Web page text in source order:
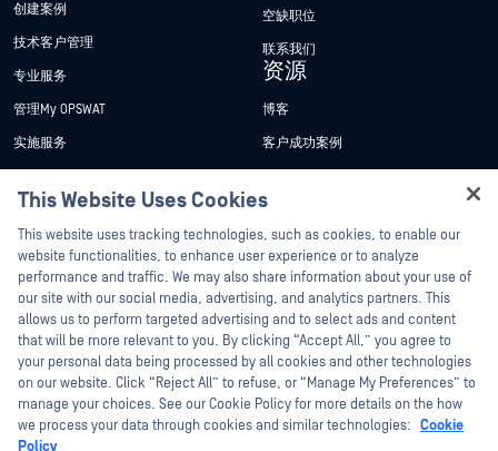
创建案例
技术客户管理
专业服务
管理My OPSWAT
实施服务
技术文档
培训
漏洞计划
合作伙伴
认证
技术合作伙伴
渠道合作伙伴计划
空缺职位
联系我们
资源
博客
客户成功案例
新闻报道
活动
网络研讨会
产品型录
白皮书
免费工具
This Website Uses Cookies
This website uses tracking technologies, such as cookies, to enable our
website functionalities, to enhance user experience or to analyze
performance and traffic. We may also share information about your use of
our site with our social media, advertising, and analytics partners. This
allows us to perform targeted advertising and to select ads and content
that will be more relevant to you. By clicking “Accept All,” you agree to
your personal data being processed by all cookies and other technologies
on our website. Click “Reject All” to refuse, or “Manage My Preferences” to
manage your choices. See our Cookie Policy for more details on the how
we process your data through cookies and similar technologies: Cookie
Policy
Hey there!
I'm Ozzy, your OPSWAT virtual assistant.
How can I help you secure what's critical
today?